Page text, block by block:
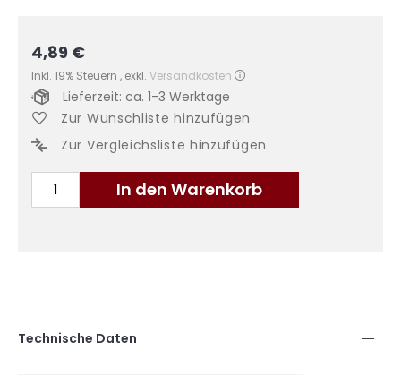
4,89 €
Inkl. 19% Steuern , exkl. Versandkosten
In den Warenkorb
Lieferzeit: ca. 1-3 Werktage
Zur Wunschliste hinzufügen
Zur Vergleichsliste hinzufügen
Technische Daten